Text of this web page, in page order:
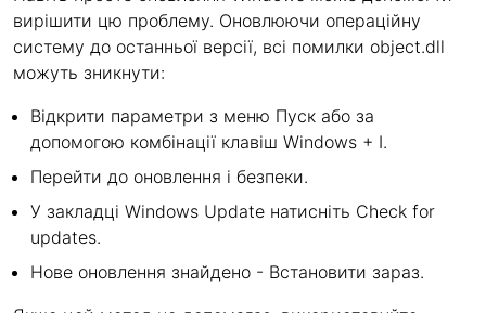
вирішити цю проблему. Оновлюючи операційну
систему до останньої версії, всі помилки object.dll
можуть зникнути:
Відкрити параметри з меню Пуск або за
допомогою комбінації клавіш Windows + I.
Перейти до оновлення і безпеки.
У закладці Windows Update натисніть Check for
updates.
Нове оновлення знайдено - Встановити зараз.